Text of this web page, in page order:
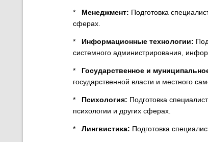
* Менеджмент: Подготовка
сферах.
* Информационные технологии:
системного администрирования,
* Государственное и
государственной власти и местного
* Психология: Подготовка
психологии и других сферах.
* Лингвистика: Подготовка